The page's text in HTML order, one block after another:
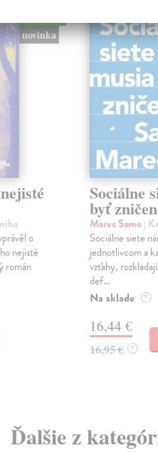
novinka
o
nejisté
román
Sociálne
byť
Marec Samo|
Sociálne siete
jednotlivcom a
vzťahy,
def...
Na sklade ?
16,44 €
16,95 € ?
Ďalšie z